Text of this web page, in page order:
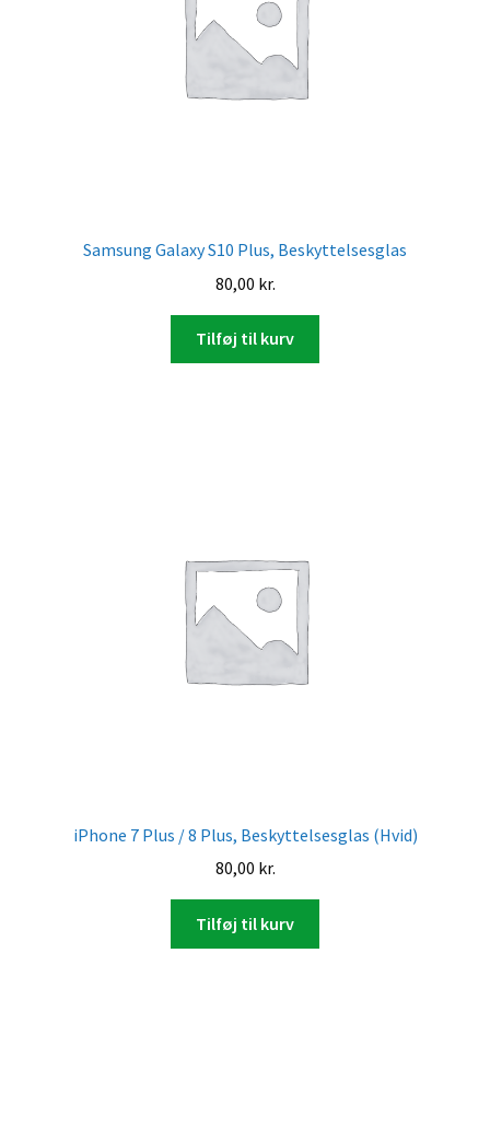
Samsung Galaxy S10 Plus, Beskyttelsesglas
80,00 kr.
Tilføj til kurv
iPhone 7 Plus / 8 Plus, Beskyttelsesglas (Hvid)
80,00 kr.
Tilføj til kurv